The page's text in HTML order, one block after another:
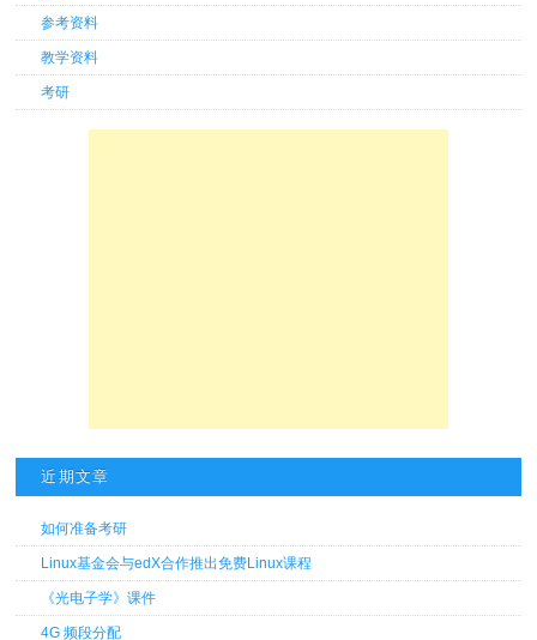
参考资料
教学资料
考研
近期文章
如何准备考研
Linux基金会与edX合作推出免费Linux课程
《光电子学》课件
4G 频段分配